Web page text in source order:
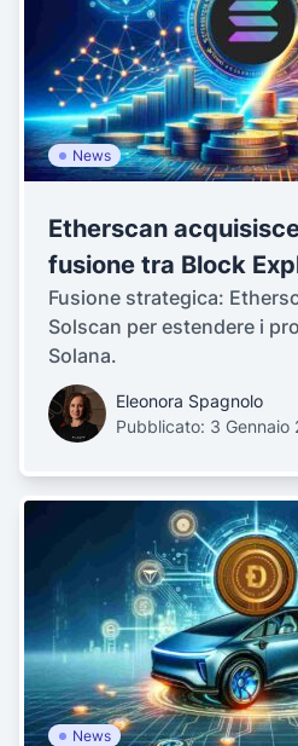
News
Etherscan
fusione tra Block
Fusione strategica:
Solscan per estendere i
Solana.
Eleonora Spagnolo
Pubblicato: 3 Gennaio
News